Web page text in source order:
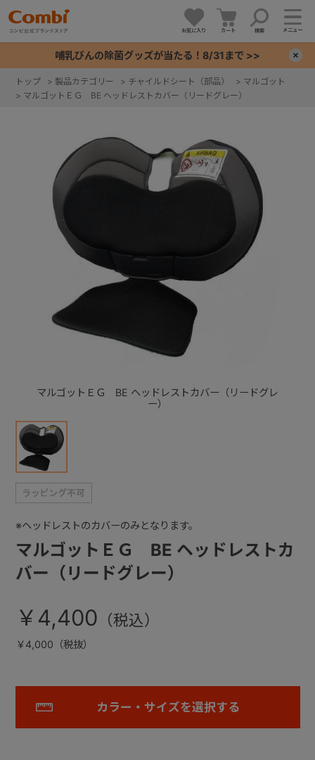
お気に入り カート 検索 メニュー
哺乳びんの除菌グッズが当たる！8/31まで >>
トップ > 製品カテゴリー > チャイルドシート（部品） > マルゴット
> マルゴットＥＧ BE ヘッドレストカバー（リードグレー）
マルゴットＥＧ BE ヘッドレストカバー（リードグレ
ー）
マルゴットＥＧ BE ヘッドレストカ
バー（リードグレー）
※ヘッドレストのカバーのみとなります。
￥4,400
￥4,000（税抜）
カラー・サイズを選択する